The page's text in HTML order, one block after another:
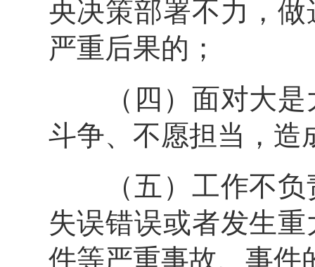
央决策部署不力，
严重后果的；
（四）面对大是
斗争、不愿担当，造
（五）工作不负
失误错误或者发生
件等严重事故、事件